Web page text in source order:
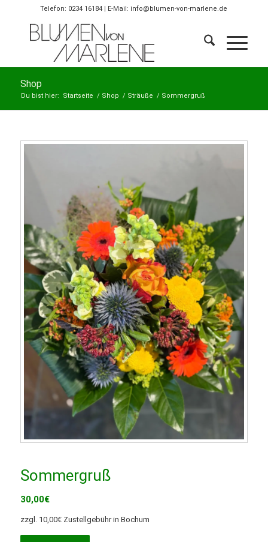
Telefon: 0234 16184 | E-Mail: info@blumen-von-marlene.de
Shop
Du bist hier: Startseite / Shop / Sträuße / Sommergruß
Sommergruß
30,00€
zzgl. 10,00€ Zustellgebühr in Bochum